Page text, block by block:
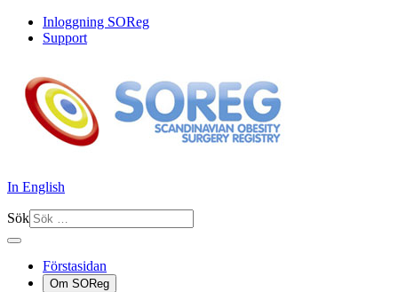
Inloggning SOReg
Support
In English
Sök
Förstasidan
Om SOReg